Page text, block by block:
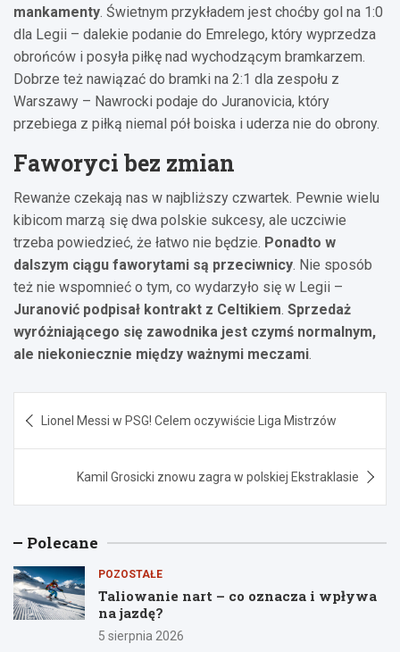
mankamenty. Świetnym przykładem jest choćby gol na 1:0
dla Legii – dalekie podanie do Emrelego, który wyprzedza
obrońców i posyła piłkę nad wychodzącym bramkarzem.
Dobrze też nawiązać do bramki na 2:1 dla zespołu z
Warszawy – Nawrocki podaje do Juranovicia, który
przebiega z piłką niemal pół boiska i uderza nie do obrony.
Faworyci bez zmian
Rewanże czekają nas w najbliższy czwartek. Pewnie wielu
kibicom marzą się dwa polskie sukcesy, ale uczciwie
trzeba powiedzieć, że łatwo nie będzie. Ponadto w
dalszym ciągu faworytami są przeciwnicy. Nie sposób
też nie wspomnieć o tym, co wydarzyło się w Legii –
Juranović podpisał kontrakt z Celtikiem. Sprzedaż
wyróżniającego się zawodnika jest czymś normalnym,
ale niekoniecznie między ważnymi meczami.
wpisu
Lionel Messi w PSG! Celem oczywiście Liga Mistrzów
Kamil Grosicki znowu zagra w polskiej Ekstraklasie
Polecane
POZOSTAŁE
Taliowanie nart – co oznacza i wpływa
na jazdę?
5 sierpnia 2026